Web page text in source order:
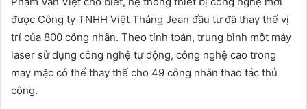
được Công ty TNHH Việt Thắng Jean đầu tư đã thay thế vị
trí của 800 công nhân. Theo tính toán, trung bình một máy
laser sử dụng công nghệ tự động, công nghệ cao trong
may mặc có thể thay thế cho 49 công nhân thao tác thủ
công.